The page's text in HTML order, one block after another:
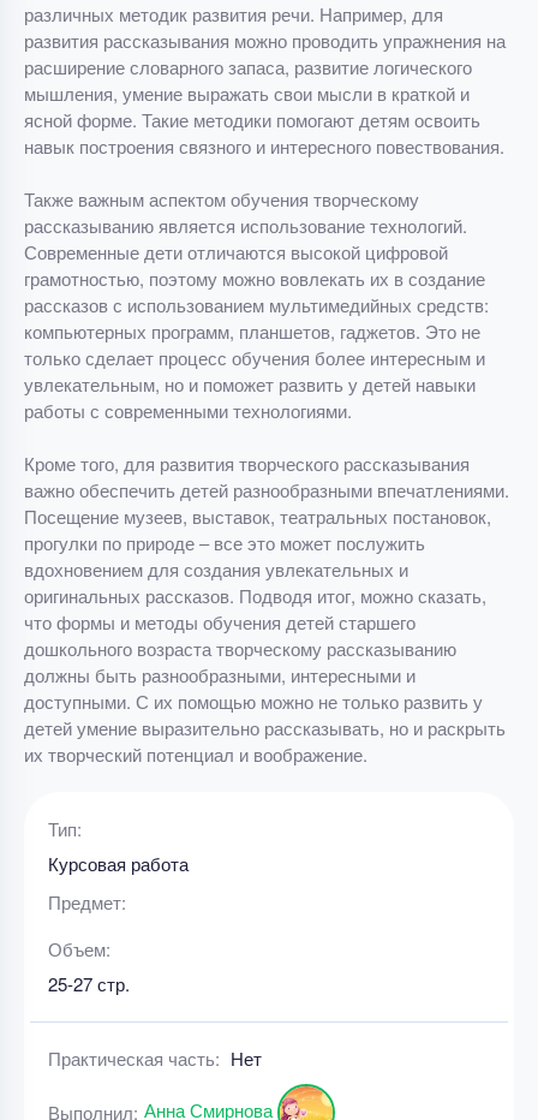
различных методик развития речи. Например, для
развития рассказывания можно проводить упражнения на
расширение словарного запаса, развитие логического
мышления, умение выражать свои мысли в краткой и
ясной форме. Такие методики помогают детям освоить
навык построения связного и интересного повествования.
Также важным аспектом обучения творческому
рассказыванию является использование технологий.
Современные дети отличаются высокой цифровой
грамотностью, поэтому можно вовлекать их в создание
рассказов с использованием мультимедийных средств:
компьютерных программ, планшетов, гаджетов. Это не
только сделает процесс обучения более интересным и
увлекательным, но и поможет развить у детей навыки
работы с современными технологиями.
Кроме того, для развития творческого рассказывания
важно обеспечить детей разнообразными впечатлениями.
Посещение музеев, выставок, театральных постановок,
прогулки по природе – все это может послужить
вдохновением для создания увлекательных и
оригинальных рассказов. Подводя итог, можно сказать,
что формы и методы обучения детей старшего
дошкольного возраста творческому рассказыванию
должны быть разнообразными, интересными и
доступными. С их помощью можно не только развить у
детей умение выразительно рассказывать, но и раскрыть
их творческий потенциал и воображение.
Тип:
Курсовая работа
Предмет:
Объем:
25-27 стр.
Практическая часть: Нет
Выполнил: Анна Смирнова